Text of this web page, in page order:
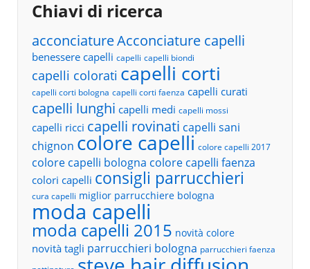
Chiavi di ricerca
acconciatureAcconciature capelli
benessere capelli capelli capelli biondi
capelli colorati capelli corti
capelli corti bologna capelli corti faenza capelli curati
capelli lunghi capelli medi capelli mossi
capelli ricci capelli rovinati capelli sani
chignon colore capelli colore capelli 2017
colore capelli bologna colore capelli faenza
colori capelli consigli parrucchieri
cura capelli miglior parrucchiere bologna
moda capelli
moda capelli 2015 novità colore
novità tagli parrucchieri bologna parrucchieri faenza